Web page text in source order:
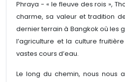
Phraya - « le fleuve des rois »,
charme, sa valeur et tradition
dernier terrain à Bangkok où les
l’agriculture et la culture
vastes cours d’eau.
Le long du chemin, nous nous